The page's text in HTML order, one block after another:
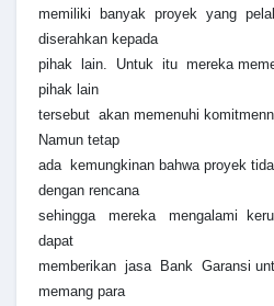
memiliki banyak proyek yang
diserahkan kepada
pihak lain. Untuk itu mereka
pihak lain
tersebut akan memenuhi
Namun tetap
ada kemungkinan bahwa proyek
dengan rencana
sehingga mereka mengalami
dapat
memberikan jasa Bank Garansi
memang para